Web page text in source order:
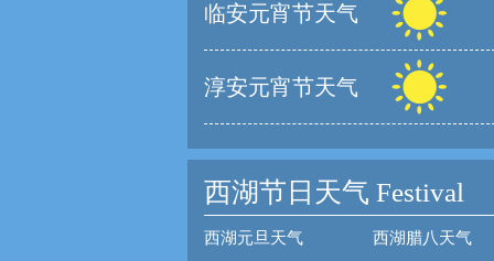
临安元宵节天气
淳安元宵节天气
西湖节日天气 Festival
西湖元旦天气
西湖腊八天气